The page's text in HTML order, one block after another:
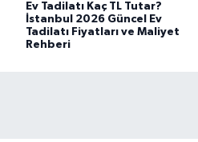
Ev Tadilatı Kaç TL Tutar?
İstanbul 2026 Güncel Ev
Tadilatı Fiyatları ve Maliyet
Rehberi